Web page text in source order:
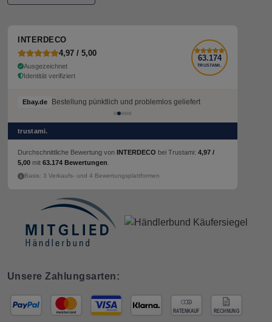
INTERDECO
4,97 / 5,00
Ausgezeichnet
Identität verifiziert
63.174
TRUSTAMI.
Ebay.de Bestellung pünktlich und problemlos geliefert
trustami.
Durchschnittliche Bewertung von INTERDECO bei Trustami: 4,97 /
5,00 mit 63.174 Bewertungen
Basis: 3 Verkaufs- und 4 Bewertungsplattformen
Unsere Zahlungsarten: